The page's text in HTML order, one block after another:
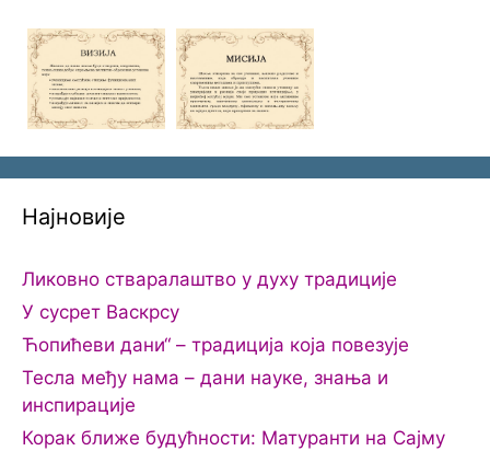
Најновије
Ликовно стваралаштво у духу традиције
У сусрет Васкрсу
Ћопићеви дани“ – традиција која повезује
Тесла међу нама – дани науке, знања и
инспирације
Корак ближе будућности: Матуранти на Сајму